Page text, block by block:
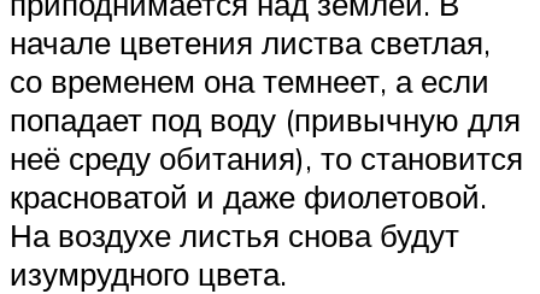
начале цветения листва светлая,
со временем она темнеет, а если
попадает под воду (привычную для
неё среду обитания), то становится
красноватой и даже фиолетовой.
На воздухе листья снова будут
изумрудного цвета.